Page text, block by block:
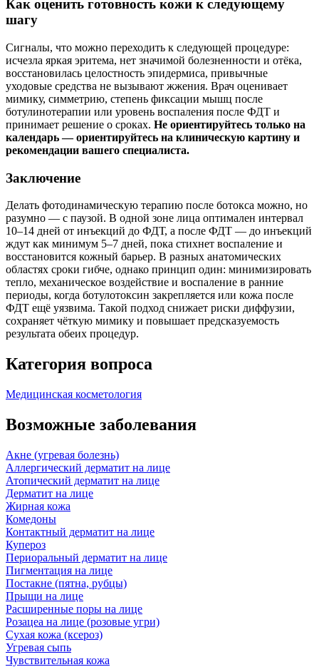
Как оценить готовность кожи к следующему
шагу
Сигналы, что можно переходить к следующей процедуре:
исчезла яркая эритема, нет значимой болезненности и отёка,
восстановилась целостность эпидермиса, привычные
уходовые средства не вызывают жжения. Врач оценивает
мимику, симметрию, степень фиксации мышц после
ботулинотерапии или уровень воспаления после ФДТ и
принимает решение о сроках. Не ориентируйтесь только на
календарь — ориентируйтесь на клиническую картину и
рекомендации вашего специалиста.
Заключение
Делать фотодинамическую терапию после ботокса можно, но
разумно — с паузой. В одной зоне лица оптимален интервал
10–14 дней от инъекций до ФДТ, а после ФДТ — до инъекций
ждут как минимум 5–7 дней, пока стихнет воспаление и
восстановится кожный барьер. В разных анатомических
областях сроки гибче, однако принцип один: минимизировать
тепло, механическое воздействие и воспаление в ранние
периоды, когда ботулотоксин закрепляется или кожа после
ФДТ ещё уязвима. Такой подход снижает риски диффузии,
сохраняет чёткую мимику и повышает предсказуемость
результата обеих процедур.
Категория вопроса
Медицинская косметология
Возможные заболевания
Акне (угревая болезнь)
Аллергический дерматит на лице
Атопический дерматит на лице
Дерматит на лице
Жирная кожа
Комедоны
Контактный дерматит на лице
Купероз
Периоральный дерматит на лице
Пигментация на лице
Постакне (пятна, рубцы)
Прыщи на лице
Расширенные поры на лице
Розацеа на лице (розовые угри)
Сухая кожа (ксероз)
Угревая сыпь
Чувствительная кожа